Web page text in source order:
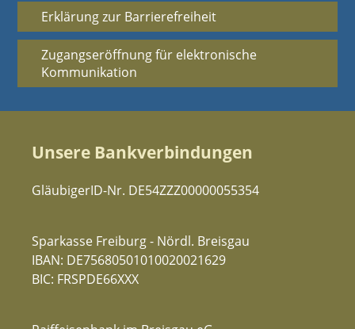
Erklärung zur Barrierefreiheit
Zugangseröffnung für elektronische
Kommunikation
Unsere Bankverbindungen
GläubigerID-Nr. DE54ZZZ00000055354
Sparkasse Freiburg - Nördl. Breisgau
IBAN: DE75680501010020021629
BIC: FRSPDE66XXX